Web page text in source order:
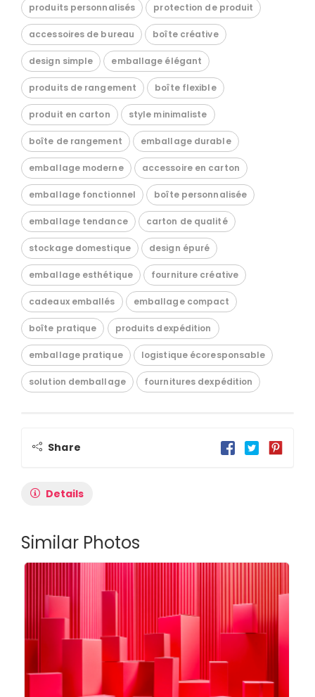
produits personnalisés protection de produit
accessoires de bureau boîte créative
design simple emballage élégant
produits de rangement boîte flexible
produit en carton style minimaliste
boîte de rangement emballage durable
emballage moderne accessoire en carton
emballage fonctionnel boîte personnalisée
emballage tendance carton de qualité
stockage domestique design épuré
emballage esthétique fourniture créative
cadeaux emballés emballage compact
boîte pratique produits dexpédition
emballage pratique logistique écoresponsable
solution demballage fournitures dexpédition
Share
Details
Similar Photos